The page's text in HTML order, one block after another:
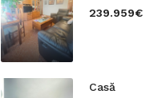
239.959€
Casă